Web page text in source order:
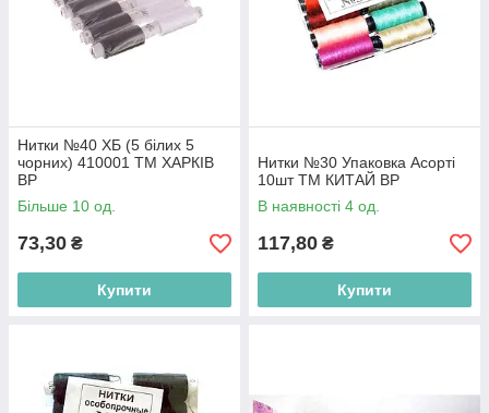
Нитки №40 ХБ (5 білих 5
чорних) 410001 ТМ ХАРКІВ
BP
Більше 10 од.
73,30 ₴
Купити
Нитки №30 Упаковка Асорті
10шт ТМ КИТАЙ BP
В наявності 4 од.
117,80 ₴
Купити